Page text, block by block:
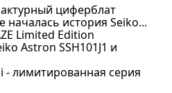
циферблат
началась история Seiko...
Limited Edition
Astron SSH101J1 и
- лимитированная серия